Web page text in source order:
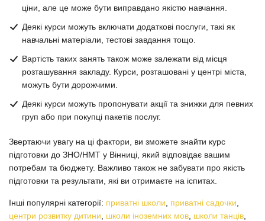
ціни, але це може бути виправдано якістю навчання.
Деякі курси можуть включати додаткові послуги, такі як
навчальні матеріали, тестові завдання тощо.
Вартість таких занять також може залежати від місця
розташування закладу. Курси, розташовані у центрі міста,
можуть бути дорожчими.
Деякі курси можуть пропонувати акції та знижки для певних
груп або при покупці пакетів послуг.
Звертаючи увагу на ці фактори, ви зможете знайти курс
підготовки до ЗНО/НМТ у Вінниці, який відповідає вашим
потребам та бюджету. Важливо також не забувати про якість
підготовки та результати, які ви отримаєте на іспитах.
Інші популярні категорії: приватні школи приватні садочки
центри розвитку дитини
школи іноземних мов школи танців